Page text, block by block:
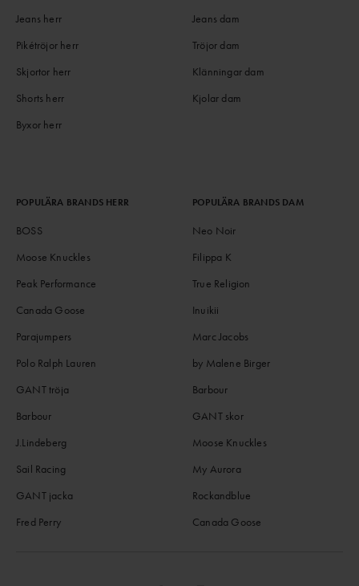
Jeans herr
Pikétröjor herr
Skjortor herr
Shorts herr
Byxor herr
Jeans dam
Tröjor dam
Klänningar dam
Kjolar dam
POPULÄRA BRANDS HERR
BOSS
Moose Knuckles
Peak Performance
Canada Goose
Parajumpers
Polo Ralph Lauren
GANT tröja
Barbour
J.Lindeberg
Sail Racing
GANT jacka
Fred Perry
POPULÄRA BRANDS DAM
Neo Noir
Filippa K
True Religion
Inuikii
Marc Jacobs
by Malene Birger
Barbour
GANT skor
Moose Knuckles
My Aurora
Rockandblue
Canada Goose